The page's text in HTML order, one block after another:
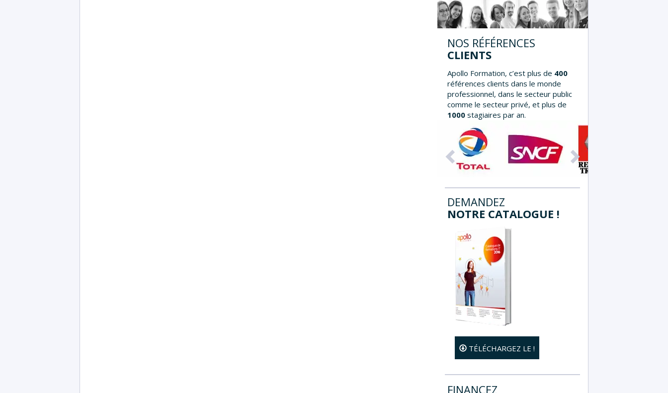
NOS RÉFÉRENCES
CLIENTS
Apollo Formation, c’est plus de 400
références clients dans le monde
professionnel, dans le secteur public
comme le secteur privé, et plus de
1000 stagiaires par an.
Précédent Suivant
DEMANDEZ
NOTRE CATALOGUE !
TÉLÉCHARGEZ LE !
FINANCEZ